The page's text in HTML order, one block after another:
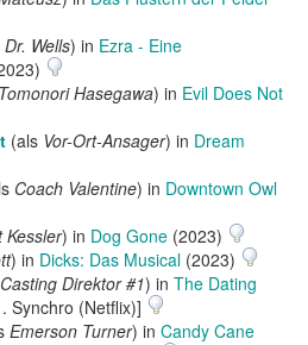
Dr. Wells) in Ezra - Eine
Tomonori Hasegawa) in Evil Does Not
(als Vor-Ort-Ansager) in Dream
Coach Valentine) in Downtown Owl
Kessler) in Dog Gone (2023)
) in Dicks: Das Musical (2023)
Casting Direktor #1) in The Dating
Synchro (Netflix)]
Emerson Turner) in Candy Cane